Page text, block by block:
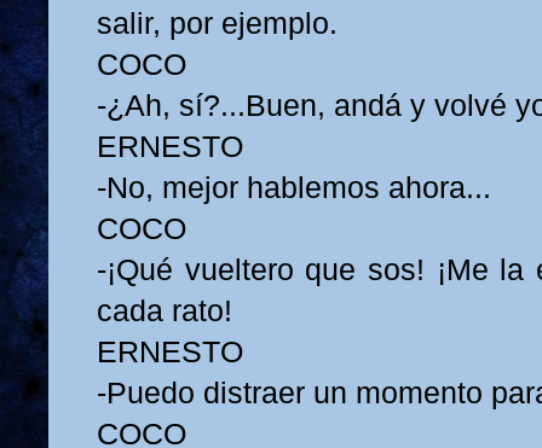
salir, por ejemplo.
COCO
-¿Ah, sí?...Buen, andá y volvé
ERNESTO
-No, mejor hablemos ahora...
COCO
-¡Qué vueltero que sos! ¡Me
cada rato!
ERNESTO
-Puedo distraer un momento
COCO